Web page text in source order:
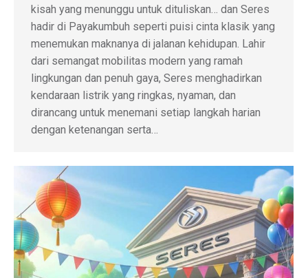
kisah yang menunggu untuk dituliskan… dan Seres
hadir di Payakumbuh seperti puisi cinta klasik yang
menemukan maknanya di jalanan kehidupan. Lahir
dari semangat mobilitas modern yang ramah
lingkungan dan penuh gaya, Seres menghadirkan
kendaraan listrik yang ringkas, nyaman, dan
dirancang untuk menemani setiap langkah harian
dengan ketenangan serta…